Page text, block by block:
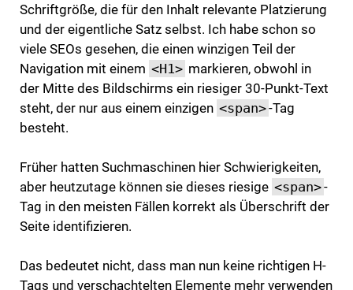
Schriftgröße, die für den Inhalt relevante Platzierung
und der eigentliche Satz selbst. Ich habe schon so
viele SEOs gesehen, die einen winzigen Teil der
Navigation mit einem <H1> markieren, obwohl in
der Mitte des Bildschirms ein riesiger 30-Punkt-Text
steht, der nur aus einem einzigen <span>-Tag
besteht.
Früher hatten Suchmaschinen hier Schwierigkeiten,
aber heutzutage können sie dieses riesige <span>-
Tag in den meisten Fällen korrekt als Überschrift der
Seite identifizieren.
Das bedeutet nicht, dass man nun keine richtigen H-
Tags und verschachtelten Elemente mehr verwenden